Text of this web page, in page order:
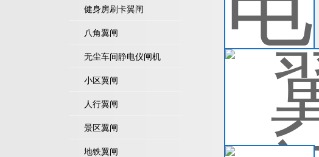
健身房刷卡翼闸
八角翼闸
无尘车间静电仪闸机
小区翼闸
人行翼闸
景区翼闸
地铁翼闸